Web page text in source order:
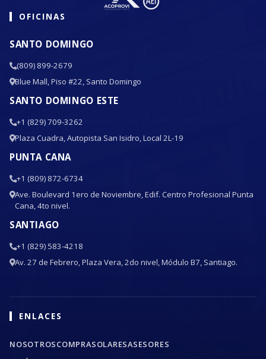
OFICINAS
SANTO DOMINGO
(809) 899-2679
Blue Mall, Piso #22, Santo Domingo
SANTO DOMINGO ESTE
+1 (829) 709-3262
Plaza Cuadra, Autopista San Isidro, Local 2L-19
PUNTA CANA
+1 (809) 872-6734
Ave. Boulevard 1ero de Noviembre, Edif. Centro Profesional Punta
Cana, 4to nivel.
SANTIAGO
+1 (829) 583-4218
Av. 27 de Febrero, Plaza Vera, 2do nivel, Módulo B7, Santiago.
ENLACES
NOSOTROSCOMPRASOLARESASESORES